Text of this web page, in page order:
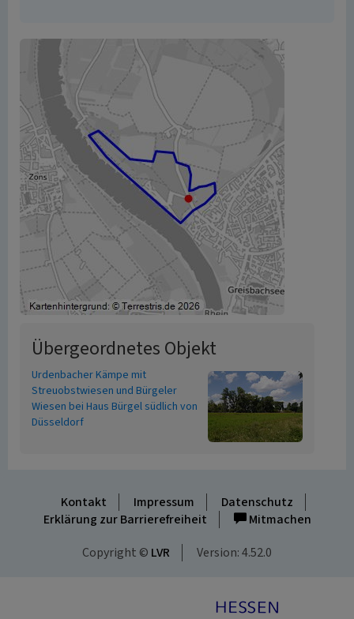
Übergeordnetes Objekt
Urdenbacher Kämpe mit
Streuobstwiesen und Bürgeler
Wiesen bei Haus Bürgel südlich von
Düsseldorf
Kontakt Impressum
Datenschutz
Erklärung zur Barrierefreiheit
Mitmachen
Copyright © LVR Version: 4.52.0